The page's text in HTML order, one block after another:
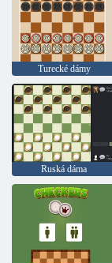
Turecké dámy
Ruská dáma